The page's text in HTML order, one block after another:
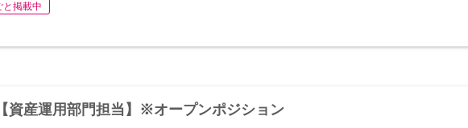
と掲載中
資産運用部門担当】※オープンポジション